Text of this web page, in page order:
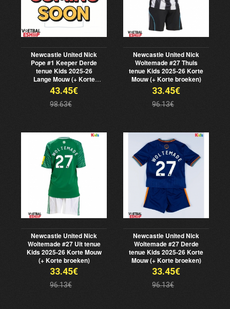
Newcastle United Nick
Pope #1 Keeper Derde
tenue Kids 2025-26
Lange Mouw (+ Korte
broeken)
43.45€
98.63€
Newcastle United Nick
Woltemade #27 Thuis
tenue Kids 2025-26 Korte
Mouw (+ Korte broeken)
33.45€
96.13€
Newcastle United Nick
Woltemade #27 Uit tenue
Kids 2025-26 Korte Mouw
(+ Korte broeken)
33.45€
96.13€
Newcastle United Nick
Woltemade #27 Derde
tenue Kids 2025-26 Korte
Mouw (+ Korte broeken)
33.45€
96.13€